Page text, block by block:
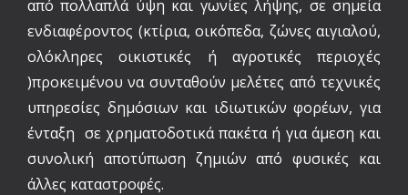
από πολλαπλά ύψη και γωνίες λήψης, σε σημεία
ενδιαφέροντος (κτίρια, οικόπεδα, ζώνες αιγιαλού,
ολόκληρες οικιστικές ή αγροτικές περιοχές
)προκειμένου να συνταθούν μελέτες από τεχνικές
υπηρεσίες δημόσιων και ιδιωτικών φορέων, για
ένταξη σε χρηματοδοτικά πακέτα ή για άμεση και
συνολική αποτύπωση ζημιών από φυσικές και
άλλες καταστροφές.